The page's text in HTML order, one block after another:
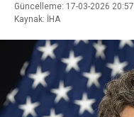
Güncelleme: 17-03-2026 20:57
Kaynak: İHA